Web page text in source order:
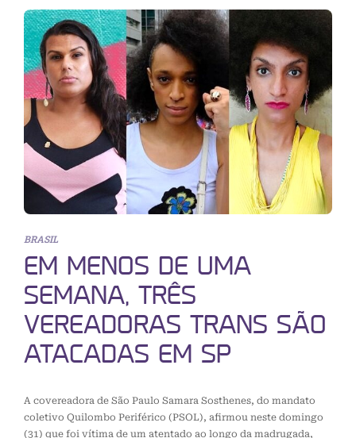
BRASIL
EM MENOS DE UMA
SEMANA, TRÊS
VEREADORAS TRANS SÃO
ATACADAS EM SP
A covereadora de São Paulo Samara Sosthenes, do mandato
coletivo Quilombo Periférico (PSOL), afirmou neste domingo
(31) que foi vítima de um atentado ao longo da madrugada,